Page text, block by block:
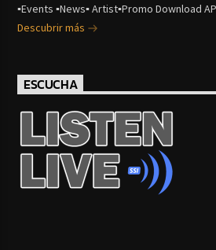
▪Events ▪News▪ Artist▪Promo Download
Descubrir más
ESCUCHA